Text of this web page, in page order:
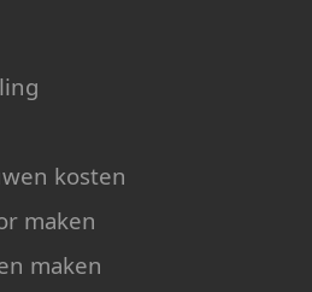
kosten
maken
maken